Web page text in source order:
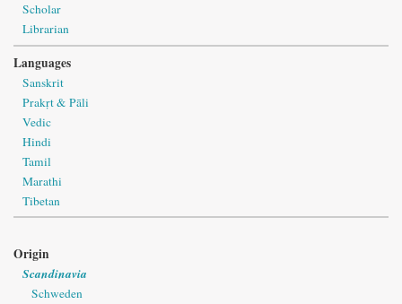
Scholar
Librarian
Languages
Sanskrit
Prakṛt & Pāli
Vedic
Hindi
Tamil
Marathi
Tibetan
Origin
Scandinavia
Schweden